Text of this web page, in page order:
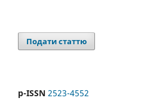
Подати статтю
p-ISSN 2523-4552